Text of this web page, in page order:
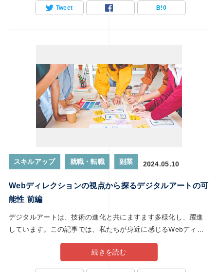
ーザーエクスペリエンスに深く関与します。そこで彼らがデジ
Tweet B!0
スキルアップ 就職・転職 副業 2024.05.10
Webディレクションの視点から探るデジタルアートの可
能性 前編
デジタルアートは、技術の進化と共にますます多様化し、躍進
しています。この記事では、私たちが身近に感じるWebディレ
クションの視点から、デジタルアートの未来に迫ります。Web
ディレクターは、Webサイトやオンラインプラットフォームを
続きを読む